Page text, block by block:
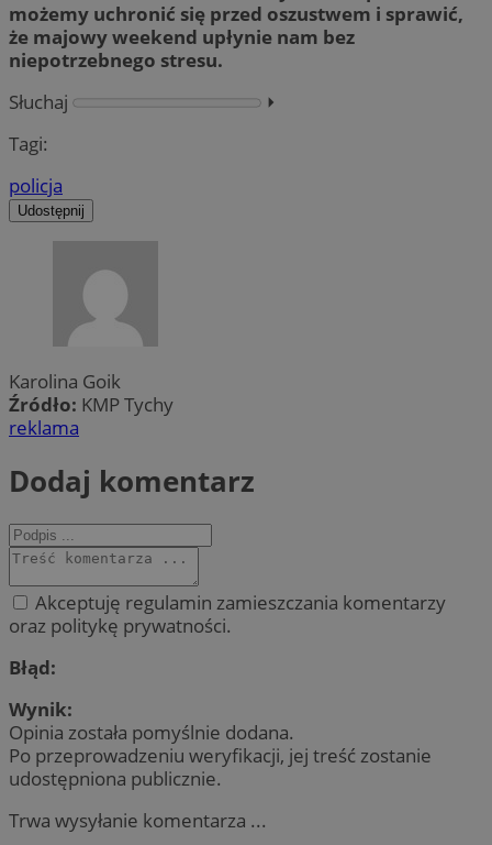
możemy uchronić się przed oszustwem i sprawić,
że majowy weekend upłynie nam bez
niepotrzebnego stresu.
Słuchaj
⏵︎
Tagi:
policja
Udostępnij
Karolina Goik
Źródło: KMP Tychy
reklama
Dodaj komentarz
Akceptuję regulamin zamieszczania komentarzy
oraz politykę prywatności.
Błąd:
Wynik:
Opinia została pomyślnie dodana.
Po przeprowadzeniu weryfikacji, jej treść zostanie
udostępniona publicznie.
Trwa wysyłanie komentarza ...